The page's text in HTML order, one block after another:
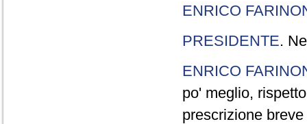
ENRICO
PRESIDENTE.
ENRICO
po' meglio,
prescrizione